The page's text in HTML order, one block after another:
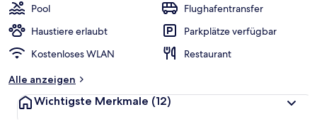
Pool
Flughafentransfer
Haustiere erlaubt
Parkplätze verfügbar
Kostenloses WLAN
Restaurant
Alle anzeigen
Wichtigste Merkmale (12)